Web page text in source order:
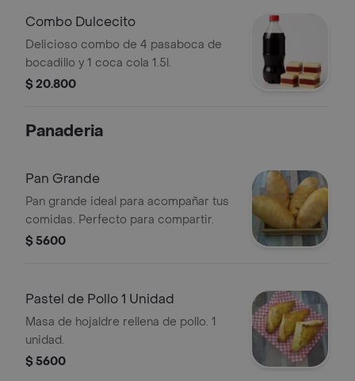
Combo Dulcecito
Delicioso combo de 4 pasaboca de
bocadillo y 1 coca cola 1.5l.
$ 20.800
Panaderia
Pan Grande
Pan grande ideal para acompañar tus
comidas. Perfecto para compartir.
$ 5600
Pastel de Pollo 1 Unidad
Masa de hojaldre rellena de pollo. 1
unidad.
$ 5600